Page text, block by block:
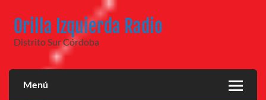
contenido
Orilla Izquierda Radio
Distrito Sur Córdoba
Menú